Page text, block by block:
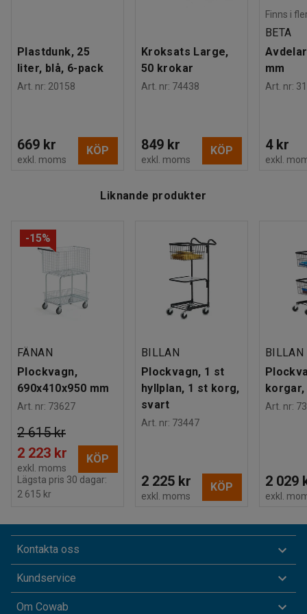
Plastdunk, 25
liter, blå, 6-pack
Art. nr: 20158
669 kr
exkl. moms
KÖP
Kroksats Large,
50 krokar
Art. nr: 74438
849 kr
exkl. moms
KÖP
Finns i
BETA
mm
Art. nr:
4 kr
exkl.
Liknande produkter
-15%
FÄNAN
Plockvagn,
690x410x950 mm
Art. nr: 73627
2 223 kr
2 615 kr
exkl. moms
KÖP
Lägsta pris 30 dagar:
2 615 kr
BILLAN
Plockvagn, 1 st
hyllplan, 1 st korg,
svart
Art. nr: 73447
2 225 kr
exkl. moms
KÖP
BILLAN
Art. nr:
2 029
exkl.
Kontakta oss
Kundservice
Om Cowab